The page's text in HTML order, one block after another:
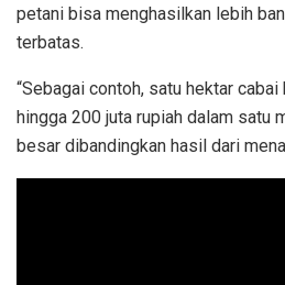
petani bisa menghasilkan lebih
terbatas.
“Sebagai contoh, satu hektar
hingga 200 juta rupiah dalam satu
besar dibandingkan hasil dari